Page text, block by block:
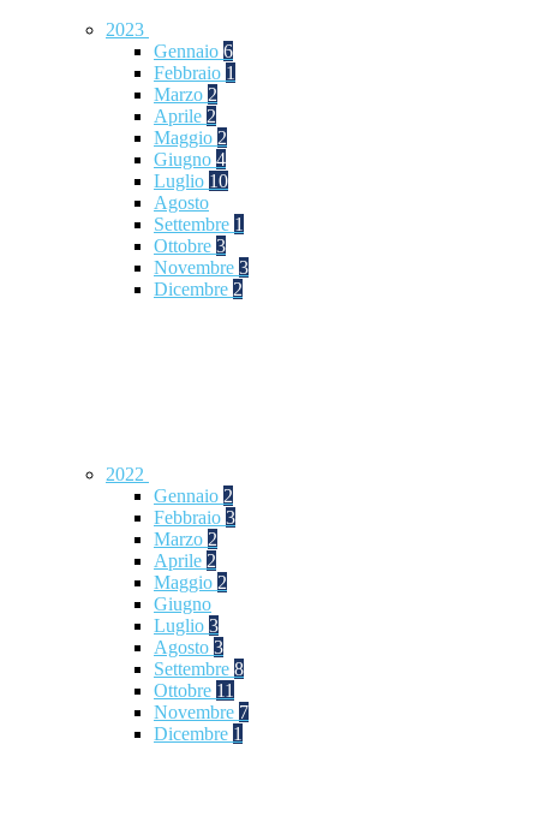
2023
Gennaio 6
Febbraio 1
Marzo 2
Aprile 2
Maggio 2
Giugno 4
Luglio 10
Agosto
Settembre 1
Ottobre 3
Novembre 3
Dicembre 2
2022
Gennaio 2
Febbraio 3
Marzo 2
Aprile 2
Maggio 2
Giugno
Luglio 3
Agosto 3
Settembre 8
Ottobre 11
Novembre 7
Dicembre 1